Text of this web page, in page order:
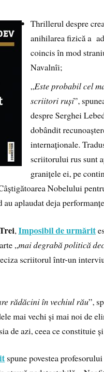
Thrillerul despre
anihilarea fizică a
coincis în mod
Navalnîi;
„Este probabil cel
scriitori ruși”,
despre Serghei
dobândit
internaționale.
scriitorului rus sunt
granițele ei, pe
Nobelului
au aplaudat deja
,Imposibil de urmărit
„mai degrabă politică
scriitorul într-un
rădăcini în vechiul rău”,
mai vechi și mai noi de
de azi, ceea ce constituie
spune povestea